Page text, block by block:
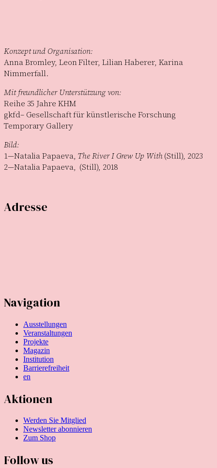
Konzept und Organisation:
Anna Bromley, Leon Filter, Lilian Haberer, Karina
Nimmerfall.
Mit freundlicher Unterstützung von:
Reihe 35 Jahre KHM
gkfd– Gesellschaft für künstlerische Forschung
Temporary Gallery
Bild:
1—Natalia Papaeva, The River I Grew Up With(Still), 2023
2—Natalia Papaeva, (Still), 2018
Adresse
Navigation
Ausstellungen
Veranstaltungen
Projekte
Magazin
Institution
Barrierefreiheit
en
Aktionen
Werden Sie Mitglied
Newsletter abonnieren
Zum Shop
Follow us